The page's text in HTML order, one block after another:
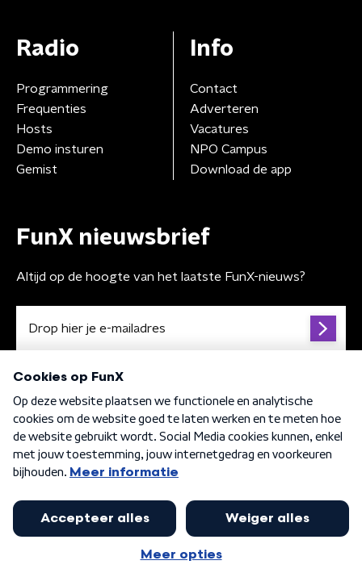
Radio
Programmering
Frequenties
Hosts
Demo insturen
Gemist
Info
Contact
Adverteren
Vacatures
NPO Campus
Download de app
FunX nieuwsbrief
Altijd op de hoogte van het laatste FunX-nieuws?
Algemene voorwaarden Privacybeleid